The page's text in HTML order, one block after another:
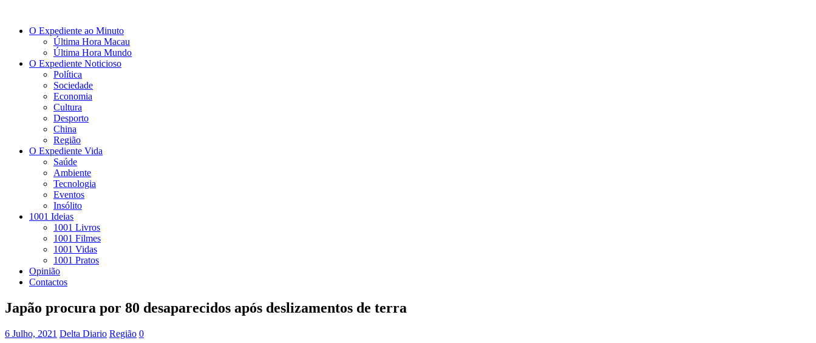
O Expediente ao Minuto
Última Hora Macau
Última Hora Mundo
O Expediente Noticioso
Política
Sociedade
Economia
Cultura
Desporto
China
Região
O Expediente Vida
Saúde
Ambiente
Tecnologia
Eventos
Insólito
1001 Ideias
1001 Livros
1001 Filmes
1001 Vidas
1001 Pratos
Opinião
Contactos
Japão procura por 80 desaparecidos após deslizamentos de terra
6 Julho, 2021 Delta Diario Região 0